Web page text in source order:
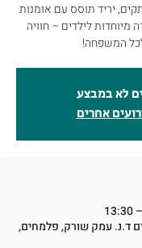
יריד תוסס עם אומנות
מיוחדות לילדים – חוויה
המשפחה!
לא במבצע
אחרים
ד.נ. עמק שורק, פלמחים,